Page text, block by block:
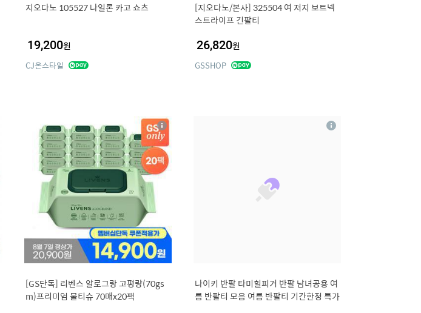
지오다노 105527 나일론 카고 쇼츠
19,200원
CJ온스타일
[지오다노/본사] 325504 여 저지 보트넥
스트라이프 긴팔티
26,820원
GSSHOP
[GS단독] 리벤스 알로그랑 고평량(70gs
m)프리미엄 물티슈 70매x20팩
상
세
나이키 반팔 타미힐피거 반팔 남녀공용 여
름 반팔티 모음 여름 반팔티 기간한정 특가
상